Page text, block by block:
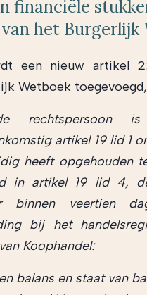
financiële
van het Burgerlijk
een nieuw artikel
Wetboek
rechtspersoon is
artikel 19 lid 1
heeft opgehouden
in artikel 19 lid 4,
binnen veertien
bij het
Koophandel:
balans en staat van